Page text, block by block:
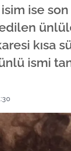
isim ise
kısa
ismi